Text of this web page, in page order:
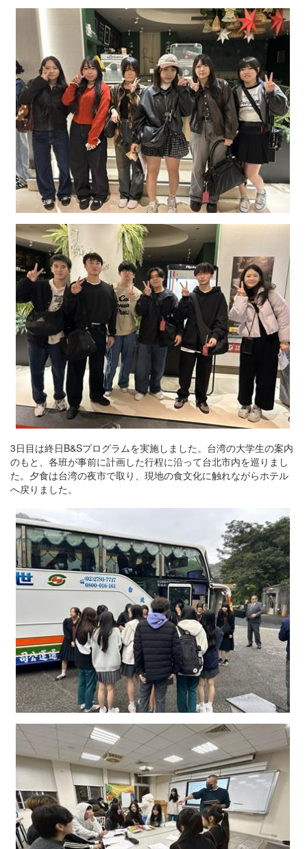
3日目は終日B&Sプログラムを実施しました。台湾の大学生の案内
のもと、各班が事前に計画した行程に沿って台北市内を巡りまし
た。夕食は台湾の夜市で取り、現地の食文化に触れながらホテル
へ戻りました。